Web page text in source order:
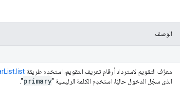
الوصف
معرّف التقويم لاسترداد أرقام تعريف التقويم، استخدِم طريقة
الذي سجّل الدخول حاليًا، استخدِم الكلمة الرئيسية "primary
".